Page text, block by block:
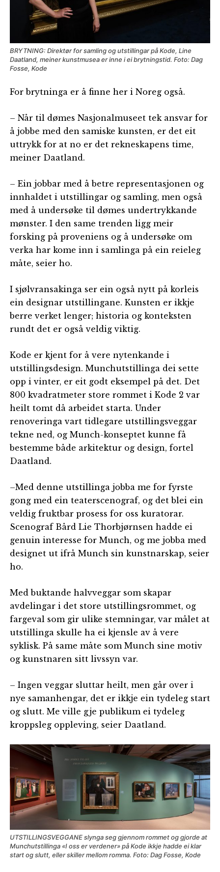
BRYTNING: Direktør for samling og utstillingar på Kode, Line
Daatland, meiner kunstmusea er inne i ei brytningstid. Foto: Dag
Fosse, Kode
For brytninga er å finne her i Noreg også.
– Når til dømes Nasjonalmuseet tek ansvar for
å jobbe med den samiske kunsten, er det eit
uttrykk for at no er det rekneskapens time,
meiner Daatland.
– Ein jobbar med å betre representasjonen og
innhaldet i utstillingar og samling, men også
med å undersøke til dømes undertrykkande
mønster. I den same trenden ligg meir
forsking på proveniens og å undersøke om
verka har kome inn i samlinga på ein reieleg
måte, seier ho.
I sjølvransakinga ser ein også nytt på korleis
ein designar utstillingane. Kunsten er ikkje
berre verket lenger; historia og konteksten
rundt det er også veldig viktig.
Kode er kjent for å vere nytenkande i
utstillingsdesign. Munchutstillinga dei sette
opp i vinter, er eit godt eksempel på det. Det
800 kvadratmeter store rommet i Kode 2 var
heilt tomt då arbeidet starta. Under
renoveringa vart tidlegare utstillingsveggar
tekne ned, og Munch-konseptet kunne få
bestemme både arkitektur og design, fortel
Daatland.
–Med denne utstillinga jobba me for fyrste
gong med ein teaterscenograf, og det blei ein
veldig fruktbar prosess for oss kuratorar.
Scenograf Bård Lie Thorbjørnsen hadde ei
genuin interesse for Munch, og me jobba med
designet ut ifrå Munch sin kunstnarskap, seier
ho.
Med buktande halvveggar som skapar
avdelingar i det store utstillingsrommet, og
fargeval som gir ulike stemningar, var målet at
utstillinga skulle ha ei kjensle av å vere
syklisk. På same måte som Munch sine motiv
og kunstnaren sitt livssyn var.
– Ingen veggar sluttar heilt, men går over i
nye samanhengar, det er ikkje ein tydeleg start
og slutt. Me ville gje publikum ei tydeleg
kroppsleg oppleving, seier Daatland.
UTSTILLINGSVEGGANE slynga seg gjennom rommet og gjorde at
Munchutstillinga «I oss er verdener» på Kode ikkje hadde ei klar
start og slutt, eller skiller mellom romma. Foto: Dag Fosse, Kode